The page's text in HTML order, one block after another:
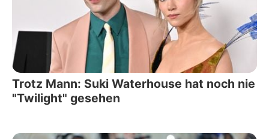
Trotz Mann: Suki Waterhouse hat noch nie
"Twilight" gesehen